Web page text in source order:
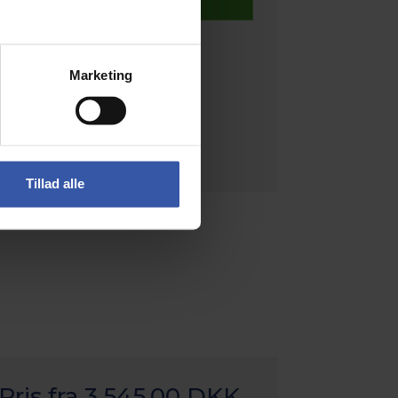
Marketing
Tillad alle